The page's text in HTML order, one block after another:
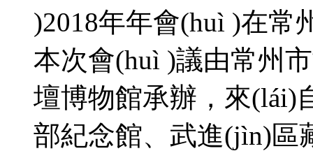
)2018年年會(huì )在常
本次會(huì )議由常州市
壇博物館承辦，來(lái)
部紀念館、武進(jìn)